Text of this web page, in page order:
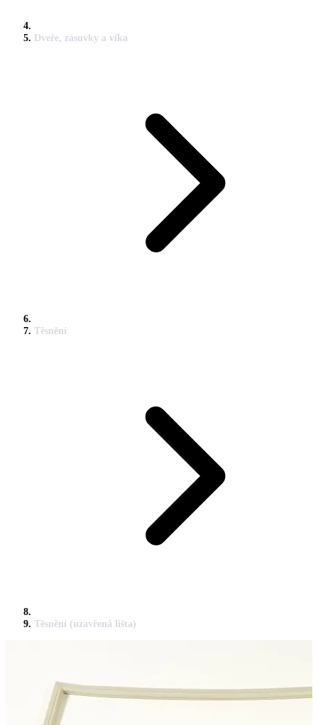
Dveře, zásuvky a víka
Těsnění
Těsnění (uzavřená lišta)